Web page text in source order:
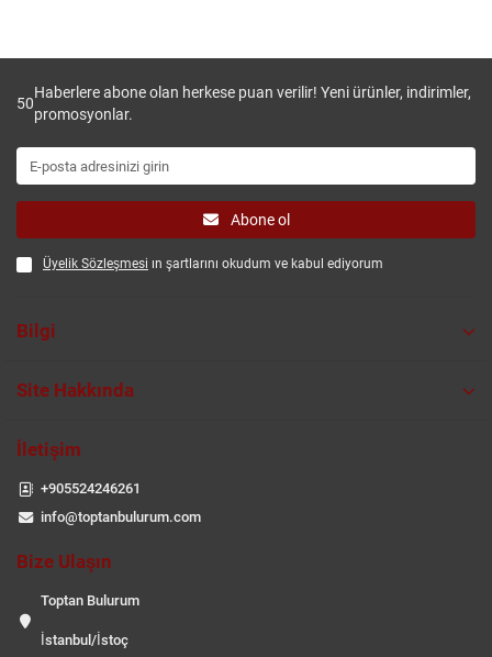
50
Haberlere abone olan herkese puan verilir! Yeni ürünler, indirimler,
promosyonlar.
Abone ol
Üyelik Sözleşmesi ın şartlarını okudum ve kabul ediyorum
Bilgi
Site Hakkında
İletişim
+905524246261
info@toptanbulurum.com
Bize Ulaşın
Toptan Bulurum
İstanbul/İstoç